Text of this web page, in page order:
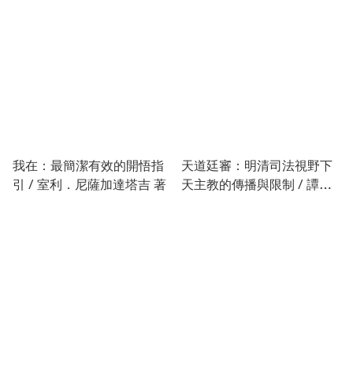
我在：最簡潔有效的開悟指
引 / 室利．尼薩加達塔吉 著
天道廷審：明清司法視野下
天主教的傳播與限制 / 譚家